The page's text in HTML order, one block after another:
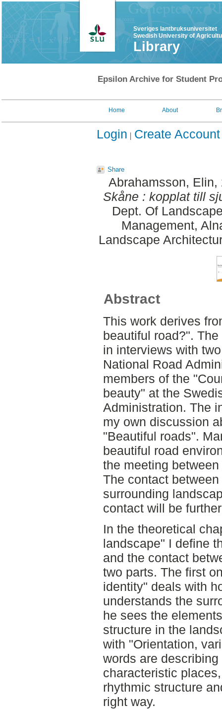
Sveriges lantbruksuniversitet
Swedish University of
Library
Epsilon Archive for Student
Home About
Login Create Account
Share
Abrahamsson, Elin,
Skåne : kopplat till
Dept. Of
Management,
Landscape
Abstract
This work derives
beautiful road?".
in interviews with
National Road
members of the
beauty" at the
Administration. The
my own discussion
"Beautiful roads".
beautiful road
the meeting
The contact
surrounding
contact will be
In the theoretical
landscape" I define
and the contact
two parts. The first
identity" deals with
understands the
he sees the
structure in the
with "Orientation,
words are
characteristic
rhythmic structure
right way.